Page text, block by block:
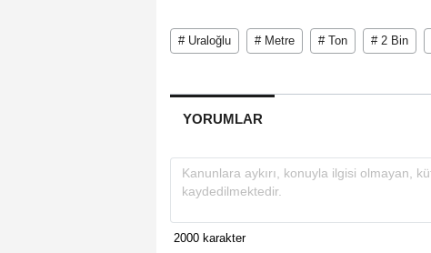
# Uraloğlu # Metre # Ton # 2 Bin
YORUMLAR